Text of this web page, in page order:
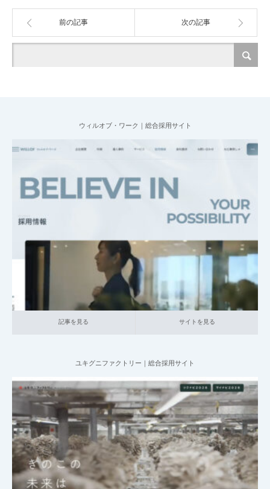
前の記事 次の記事
ウィルオブ・ワーク｜総合採用サイト
2025.07.09
大企業の採用サイト
記事を見る サイトを見る
記事を見る サイトを見る
ユキグニファクトリー｜総合採用サイト
2025.07.09
004_総合採用サイト 014_食品 大企業の採用サイト 本社が地方の企
業
記事を見る サイトを見る